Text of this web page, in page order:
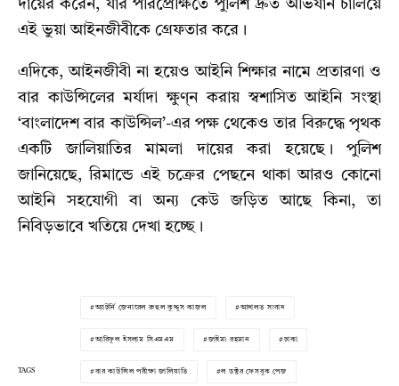
দায়ের করেন, যার পরিপ্রেক্ষিতে পুলিশ দ্রুত অভিযান চালিয়ে
এই ভুয়া আইনজীবীকে গ্রেফতার করে।
এদিকে, আইনজীবী না হয়েও আইনি শিক্ষার নামে প্রতারণা ও
বার কাউন্সিলের মর্যাদা ক্ষুণ্ন করায় স্বশাসিত আইনি সংস্থা
‘বাংলাদেশ বার কাউন্সিল’-এর পক্ষ থেকেও তার বিরুদ্ধে পৃথক
একটি জালিয়াতির মামলা দায়ের করা হয়েছে। পুলিশ
জানিয়েছে, রিমান্ডে এই চক্রের পেছনে থাকা আরও কোনো
আইনি সহযোগী বা অন্য কেউ জড়িত আছে কিনা, তা
নিবিড়ভাবে খতিয়ে দেখা হচ্ছে।
TAGS
অ্যাটর্নি জেনারেল রুহুল কুদ্দুস কাজল আদালত সংবাদ
আরিফুল ইসলাম সিএমএম জাইমা রহমান ঢাকা
বার কাউন্সিল পরীক্ষা জালিয়াতি ল ডক্টর ফেসবুক পেজ